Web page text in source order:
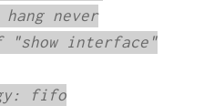
never
"show interface"
fifo